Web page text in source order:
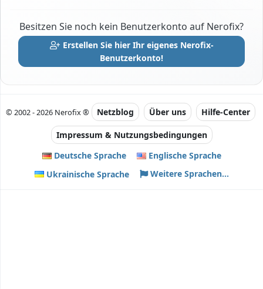
Besitzen Sie noch kein Benutzerkonto auf Nerofix?
Erstellen Sie hier Ihr eigenes Nerofix-
Benutzerkonto!
© 2002 - 2026 Nerofix ® Netzblog Über uns Hilfe-Center
Impressum & Nutzungsbedingungen
Deutsche Sprache
Englische Sprache
Ukrainische Sprache
Weitere Sprachen...